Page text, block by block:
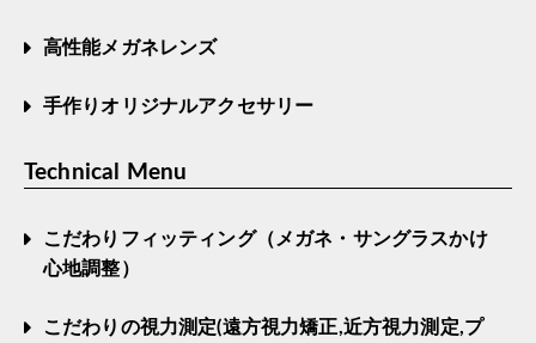
高性能メガネレンズ
手作りオリジナルアクセサリー
Technical Menu
こだわりフィッティング（メガネ・サングラスかけ
心地調整）
こだわりの視力測定(遠方視力矯正,近方視力測定,プ